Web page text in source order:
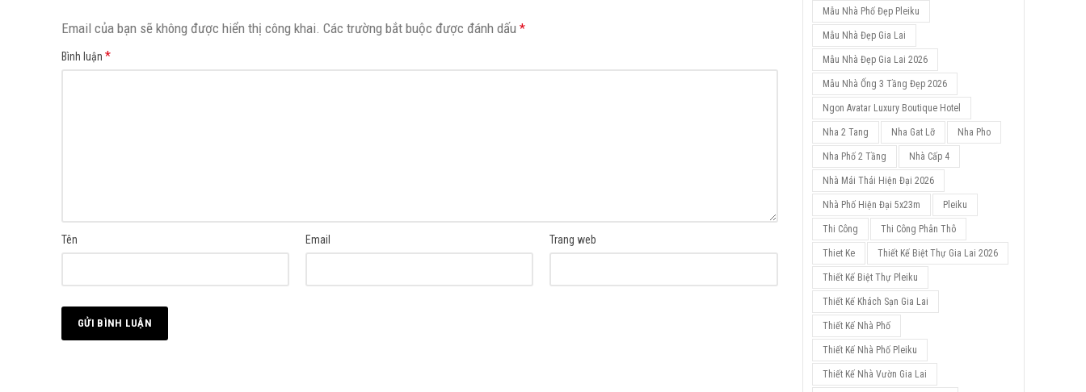
Email của bạn sẽ không được hiển thị công khai. Các trường bắt buộc được đánh dấu *
Bình luận *
Tên Email Trang web
Mẫu Nhà Phố Đẹp Pleiku
Mẫu Nhà Đẹp Gia Lai
Mẫu Nhà Đẹp Gia Lai 2026
Mẫu Nhà Ống 3 Tầng Đẹp 2026
Ngon Avatar Luxury Boutique Hotel
Nha 2 Tang Nha Gat Lỡ Nha Pho
Nha Phố 2 Tầng Nhà Cấp 4
Nhà Mái Thái Hiện Đại 2026
Nhà Phố Hiện Đại 5x23m Pleiku
Thi Công Thi Công Phân Thô
Thiet Ke Thiết Kế Biệt Thự Gia Lai 2026
Thiết Kế Biệt Thự Pleiku
Thiết Kế Khách Sạn Gia Lai
Thiết Kế Nhà Phố
Thiết Kế Nhà Phố Pleiku
Thiết Kế Nhà Vườn Gia Lai